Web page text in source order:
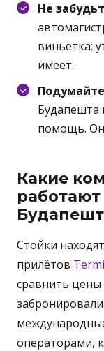
Не
виньетка;
имеет.
Будапешта
помощь.
Какие
Стойки
прилётов
сравнить цены
операторами,